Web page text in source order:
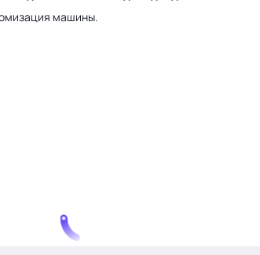
машины.